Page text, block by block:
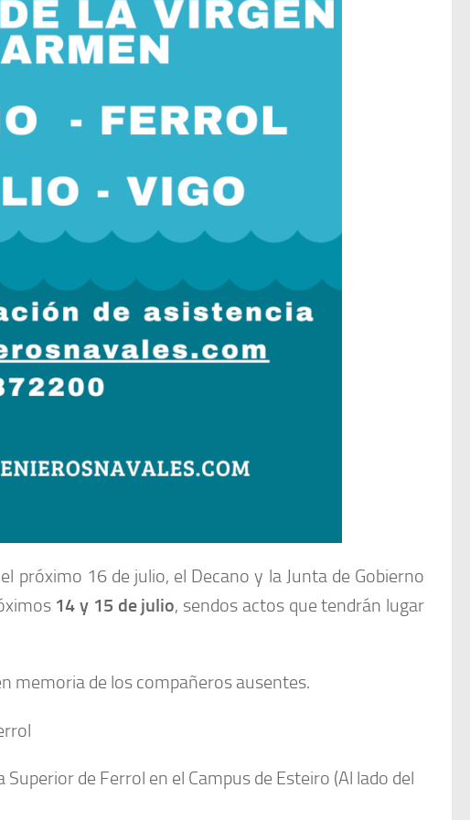
próximo 16 de julio, el Decano y la Junta de Gobierno
14 y 15 de julio, sendos actos que tendrán lugar
memoria de los compañeros ausentes.
de Ferrol en el Campus de Esteiro (Al lado del